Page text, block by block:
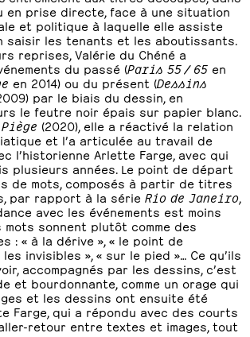
en prise directe, face à une situation
et politique à laquelle elle assiste
saisir les tenants et les aboutissants.
reprises, Valérie du Chéné a
du passé (Paris 55 / 65 en
en 2014) ou du présent (Dessins
par le biais du dessin, en
le feutre noir épais sur papier blanc.
(2020), elle a réactivé la relation
et l’a articulée au travail de
l’historienne Arlette Farge, avec qui
plusieurs années. Le point de départ
de mots, composés à partir de titres
par rapport à la série Rio de Janeiro
avec les événements est moins
sonnent plutôt comme des
: « à la dérive », « le point de
invisibles », « sur le pied »… Ce qu’ils
accompagnés par les dessins, c’est
et bourdonnante, comme un orage qui
et les dessins ont ensuite été
Farge, qui a répondu avec des courts
retour entre textes et images, tout